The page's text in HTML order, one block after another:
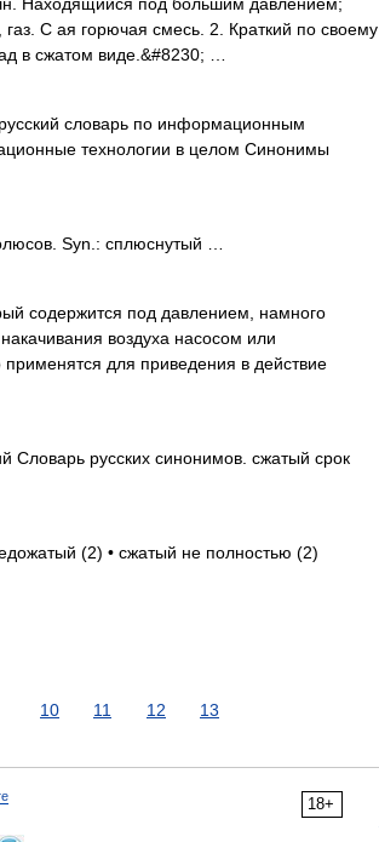
С ая горючая смесь. 2. Краткий по своему
в сжатом виде.&#8230; …
словарь по информационным
технологии в целом Синонимы
Syn.: сплюснутый …
содержится под давлением, намного
воздуха насосом или
для приведения в действие
Словарь русских синонимов. сжатый срок
(2) • сжатый не полностью (2)
10 11 12 13
18+